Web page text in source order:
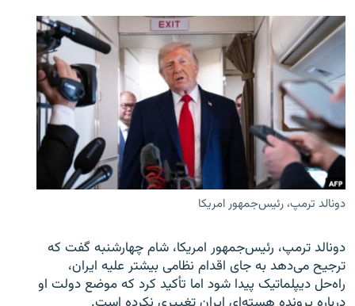
دونالد ترمپ، رئیس‌جمهور امریکا
دونالد ترمپ، رئیس‌جمهور امریکا، شام چهارشنبه گفت که
ترجیح می‌دهد به جای اقدام نظامی بیشتر علیه ایران،
راه‌حل دیپلماتیک پیدا شود اما تأکید کرد که موضع دولت او